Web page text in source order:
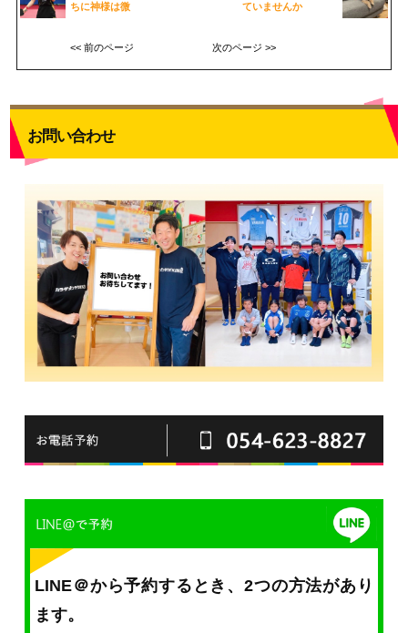
ちに神様は微
<< 前のページ
ていませんか
次のページ >>
お問い合わせ
LINE＠から予約するとき、2つの方法があり
ます。